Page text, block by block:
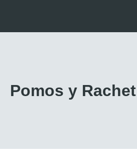
Pomos y Rachet